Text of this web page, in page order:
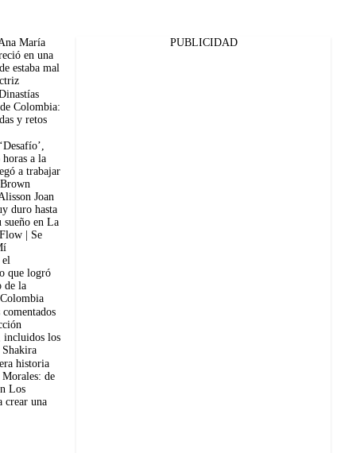
María
en una
estaba mal
Colombia:
y retos
a la
a trabajar
Joan
duro hasta
sueño en La
| Se
el
que logró
de la
incluidos los
Shakira
historia
de
Los
crear una
PUBLICIDAD